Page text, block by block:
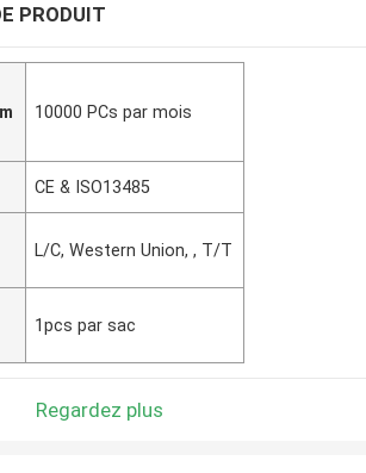
PRODUIT
10000 PCs par mois
CE & ISO13485
L/C, Western Union, , T/T
1pcs par sac
Regardez plus